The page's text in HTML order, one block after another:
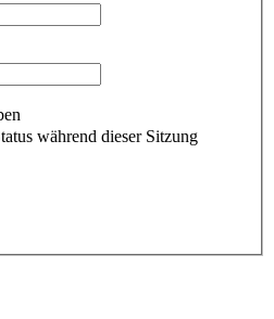
während dieser Sitzung